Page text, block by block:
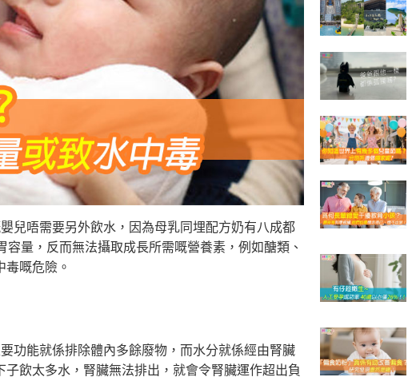
兒唔需要另外飲水，因為母乳同埋配方奶有八成都
量，反而無法攝取成長所需嘅營養素，例如醣類、
嘅危險。
功能就係排除體內多餘廢物，而水分就係經由腎臟
飲太多水，腎臟無法排出，就會令腎臟運作超出負